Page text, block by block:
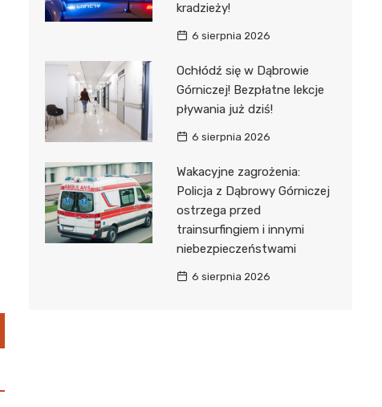
kradzieży!
6 sierpnia 2026
Ochłódź się w Dąbrowie
Górniczej! Bezpłatne lekcje
pływania już dziś!
6 sierpnia 2026
Wakacyjne zagrożenia:
Policja z Dąbrowy Górniczej
ostrzega przed
trainsurfingiem i innymi
niebezpieczeństwami
6 sierpnia 2026